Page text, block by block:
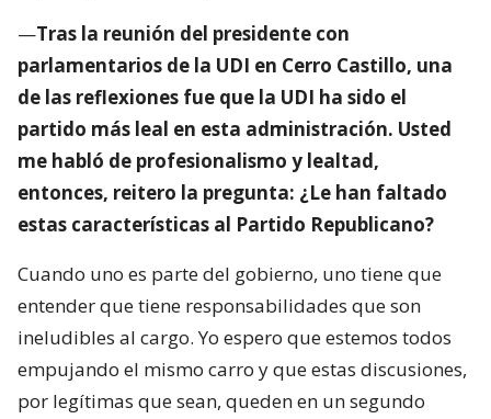
—Tras la reunión del presidente con
parlamentarios de la UDI en Cerro Castillo, una
de las reflexiones fue que la UDI ha sido el
partido más leal en esta administración. Usted
me habló de profesionalismo y lealtad,
entonces, reitero la pregunta: ¿Le han faltado
estas características al Partido Republicano?
Cuando uno es parte del gobierno, uno tiene que
entender que tiene responsabilidades que son
ineludibles al cargo. Yo espero que estemos todos
empujando el mismo carro y que estas discusiones,
por legítimas que sean, queden en un segundo